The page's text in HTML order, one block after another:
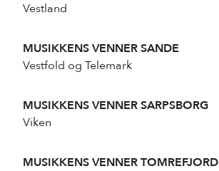
Vestland
MUSIKKENS VENNER SANDE
Vestfold og Telemark
MUSIKKENS VENNER SARPSBORG
Viken
MUSIKKENS VENNER TOMREFJORD